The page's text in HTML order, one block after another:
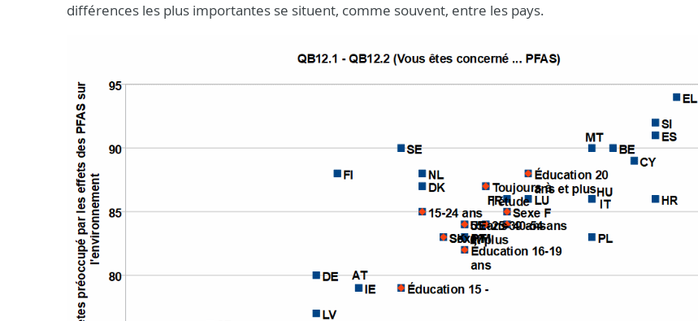
différences les plus importantes se situent, comme souvent, entre les pays.